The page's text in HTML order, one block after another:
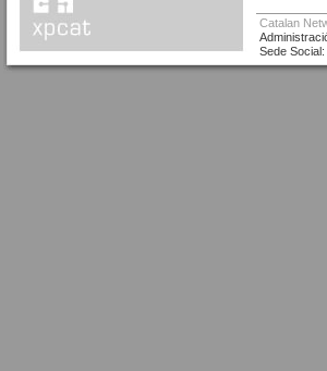
Catalan
Sede Social: